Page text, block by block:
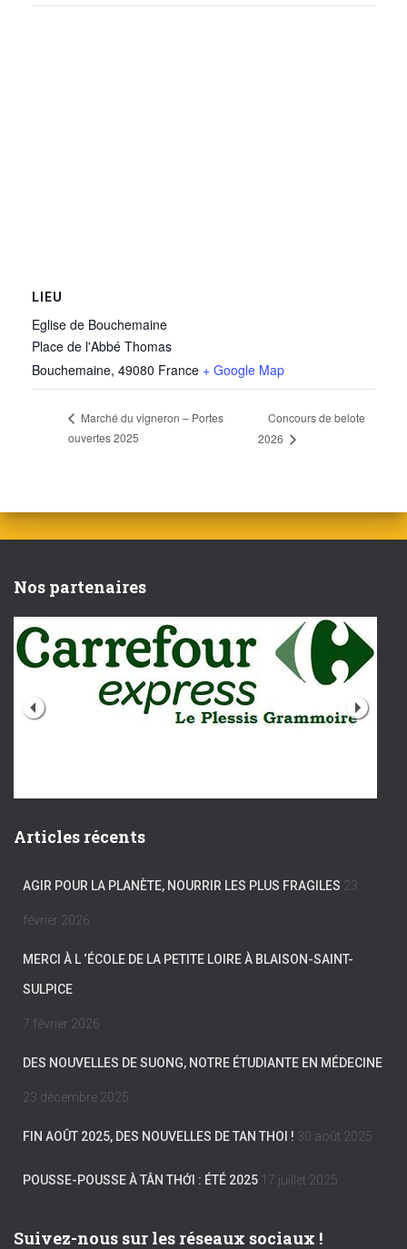
LIEU
Eglise de Bouchemaine
Place de l'Abbé Thomas
Bouchemaine, 49080 France + Google Map
Marché du vigneron – Portes
ouvertes 2025
Concours de belote
2026
Nos partenaires
Articles récents
AGIR POUR LA PLANÈTE, NOURRIR LES PLUS FRAGILES 23
février 2026
MERCI À L ‘ÉCOLE DE LA PETITE LOIRE À BLAISON-SAINT-
SULPICE
7 février 2026
DES NOUVELLES DE SUONG, NOTRE ÉTUDIANTE EN MÉDECINE
23 décembre 2025
FIN AOÛT 2025, DES NOUVELLES DE TAN THOI ! 30 août 2025
POUSSE-POUSSE À TÂN THỚI : ÉTÉ 2025 17 juillet 2025
Suivez-nous sur les réseaux sociaux !